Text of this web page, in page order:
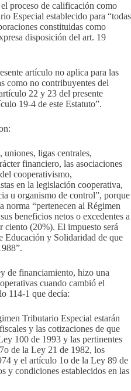
proceso de calificación como
Especial establecido para “todas
constituidas como
disposición del art. 19
artículo no aplica para las
como no contribuyentes del
22 y 23 del presente
19-4 de este Estatuto”.
uniones, ligas centrales,
financiero, las asociaciones
cooperativismo,
en la legislación cooperativa,
u organismo de control”, porque
norma “pertenecen al Régimen
beneficios netos o excedentes a
ciento (20%). El impuesto será
Educación y Solidaridad de que
de financiamiento, hizo una
cuando cambió el
114-1 que decía:
Tributario Especial estarán
y las cotizaciones de que
100 de 1993 y las pertinentes
de la Ley 21 de 1982, los
y el artículo 1o de la Ley 89 de
y condiciones establecidos en las